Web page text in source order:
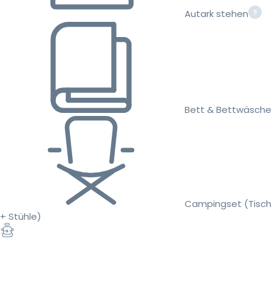
Autark stehen
Bett & Bettwäsche
Campingset (Tisch
+ Stühle)